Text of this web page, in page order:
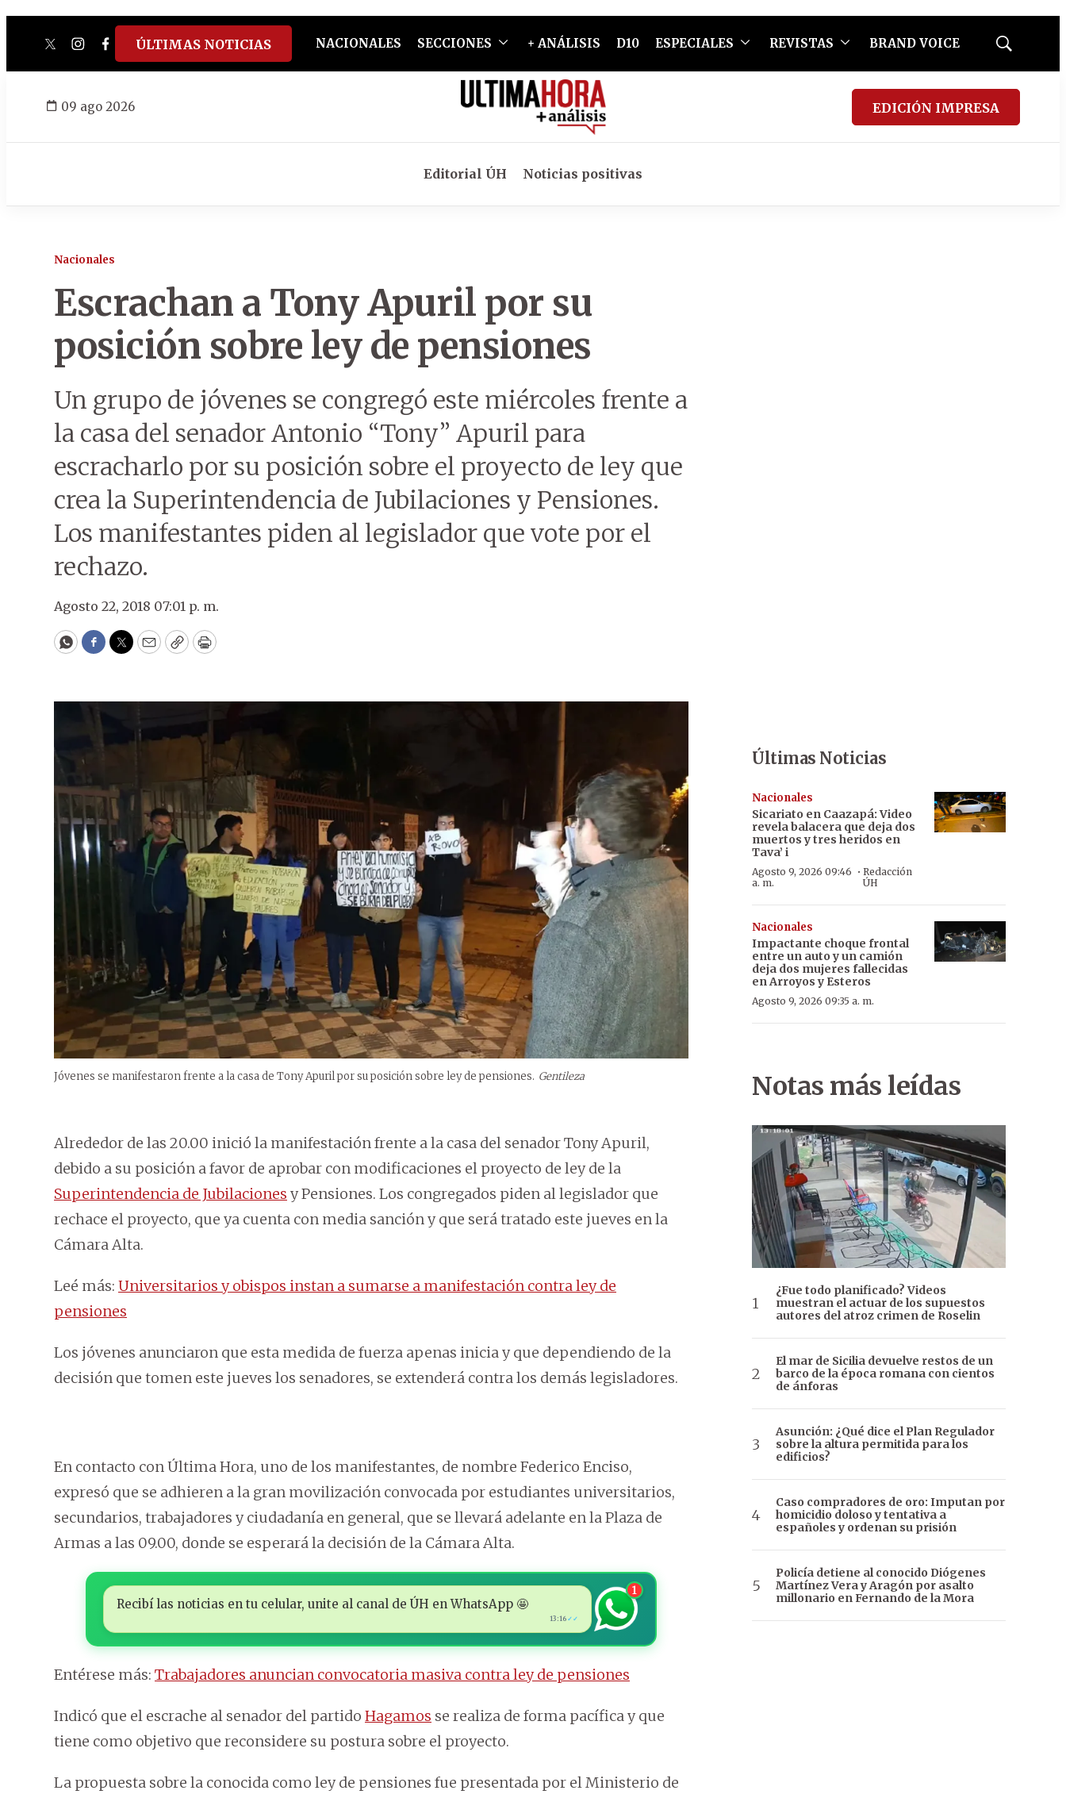
twitterinstagram
facebook
tiktokyoutube
spotify
ÚLTIMAS NOTICIAS NACIONALES SECCIONES + ANÁLISIS D10 ESPECIALES REVISTAS BRAND VOICE
Mostrar
09 ago 2026 EDICIÓN IMPRESA
Editorial ÚH Noticias positivas
Nacionales
Escrachan a Tony Apuril por su
posición sobre ley de pensiones
Un grupo de jóvenes se congregó este miércoles frente a
la casa del senador Antonio “Tony” Apuril para
escracharlo por su posición sobre el proyecto de ley que
crea la Superintendencia de Jubilaciones y Pensiones.
Los manifestantes piden al legislador que vote por el
rechazo.
Agosto 22, 2018 07:01 p. m.
WhatsApp
Facebook
Twitter
EmailCopyPrint
Jóvenes se manifestaron frente a la casa de Tony Apuril por su posición sobre ley de pensiones. Gentileza
Alrededor de las 20.00 inició la manifestación frente a la casa del senador Tony Apuril,
debido a su posición a favor de aprobar con modificaciones el proyecto de ley de la
Superintendencia de Jubilaciones y Pensiones. Los congregados piden al legislador que
rechace el proyecto, que ya cuenta con media sanción y que será tratado este jueves en la
Cámara Alta.
Leé más: Universitarios y obispos instan a sumarse a manifestación contra ley de
pensiones
Los jóvenes anunciaron que esta medida de fuerza apenas inicia y que dependiendo de la
decisión que tomen este jueves los senadores, se extenderá contra los demás legisladores.
En contacto con Última Hora, uno de los manifestantes, de nombre Federico Enciso,
expresó que se adhieren a la gran movilización convocada por estudiantes universitarios,
secundarios, trabajadores y ciudadanía en general, que se llevará adelante en la Plaza de
Armas a las 09.00, donde se esperará la decisión de la Cámara Alta.
Recibí las noticias en tu celular, unite al canal de ÚH en WhatsApp 🤩
13:16 ✓✓
1
Entérese más: Trabajadores anuncian convocatoria masiva contra ley de pensiones
Indicó que el escrache al senador del partido Hagamos se realiza de forma pacífica y que
tiene como objetivo que reconsidere su postura sobre el proyecto.
La propuesta sobre la conocida como ley de pensiones fue presentada por el Ministerio de
Últimas Noticias
Nacionales
Sicariato en Caazapá: Video
revela balacera que deja dos
muertos y tres heridos en
Tava’ i
Agosto 9, 2026 09:46
a. m.
·Redacción
ÚH
Nacionales
Impactante choque frontal
entre un auto y un camión
deja dos mujeres fallecidas
en Arroyos y Esteros
Agosto 9, 2026 09:35 a. m.
Notas más leídas
¿Fue todo planificado? Videos
muestran el actuar de los supuestos
autores del atroz crimen de Roselin
El mar de Sicilia devuelve restos de un
barco de la época romana con cientos
de ánforas
Asunción: ¿Qué dice el Plan Regulador
sobre la altura permitida para los
edificios?
Caso compradores de oro: Imputan por
homicidio doloso y tentativa a
españoles y ordenan su prisión
Policía detiene al conocido Diógenes
Martínez Vera y Aragón por asalto
millonario en Fernando de la Mora